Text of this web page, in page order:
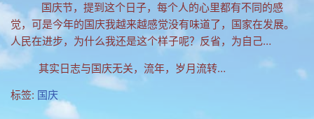
毕业留言册
流年
五笔难啊
国庆节，提到这个日子，每个人的心里都有不同的感
觉，可是今年的国庆我越来越感觉没有味道了，国家在发展。
人民在进步，为什么我还是这个样子呢？反省，为自己…
其实日志与国庆无关，流年，岁月流转…
标签: 国庆